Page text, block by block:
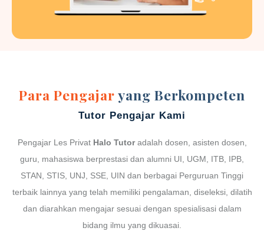
Para Pengajaryang Berkompeten
Tutor Pengajar Kami
Pengajar Les Privat Halo Tutoradalah dosen, asisten dosen,
guru, mahasiswa berprestasi dan alumni UI, UGM, ITB, IPB,
STAN, STIS, UNJ, SSE, UIN dan berbagai Perguruan Tinggi
terbaik lainnya yang telah memiliki pengalaman, diseleksi, dilatih
dan diarahkan mengajar sesuai dengan spesialisasi dalam
bidang ilmu yang dikuasai.